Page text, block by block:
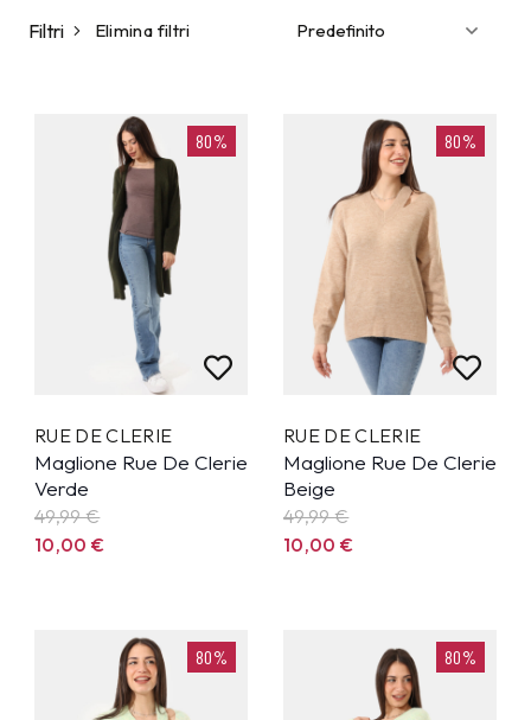
Filtri Elimina filtri
80%
RUE DE CLERIE
Maglione Rue De Clerie
Verde
49,99€
10,00€
80%
RUE DE CLERIE
Maglione Rue De Clerie
Beige
49,99€
10,00€
80% 80%